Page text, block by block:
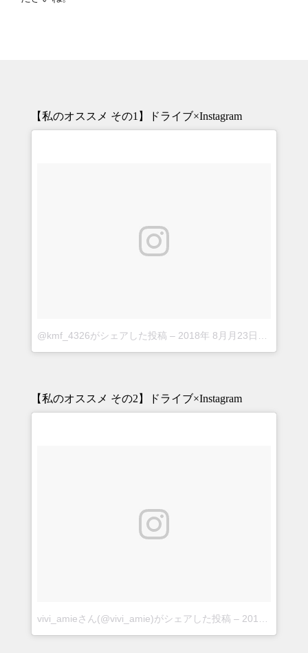
【私のオススメ その1】ドライブ×Instagram
@kmf_4326がシェアした投稿 – 2018年 8月月23日午前5時04分PDT
【私のオススメ その2】ドライブ×Instagram
vivi_amieさん(@vivi_amie)がシェアした投稿 – 2018年 8月月30日午後5時24分PDT